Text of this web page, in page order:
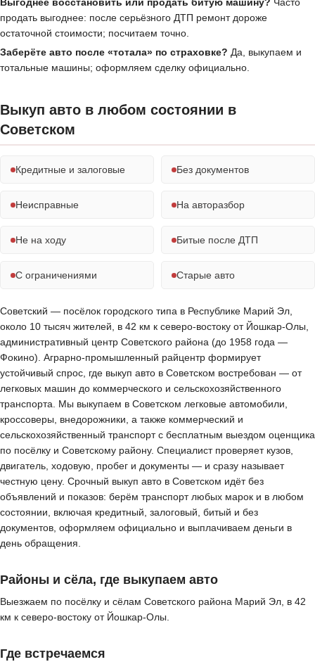
продать выгоднее: после серьёзного ДТП ремонт дороже
остаточной стоимости; посчитаем точно.
Заберёте авто после «тотала» по страховке? Да, выкупаем и
тотальные машины; оформляем сделку официально.
Выкуп авто в любом состоянии в
Советском
Кредитные и залоговые Без документов
Неисправные На авторазбор
Не на ходу Битые после ДТП
С ограничениями Старые авто
Советский — посёлок городского типа в Республике Марий Эл,
около 10 тысяч жителей, в 42 км к северо-востоку от Йошкар-Олы,
административный центр Советского района (до 1958 года —
Фокино). Аграрно-промышленный райцентр формирует
устойчивый спрос, где выкуп авто в Советском востребован — от
легковых машин до коммерческого и сельскохозяйственного
транспорта. Мы выкупаем в Советском легковые автомобили,
кроссоверы, внедорожники, а также коммерческий и
сельскохозяйственный транспорт с бесплатным выездом оценщика
по посёлку и Советскому району. Специалист проверяет кузов,
двигатель, ходовую, пробег и документы — и сразу называет
честную цену. Срочный выкуп авто в Советском идёт без
объявлений и показов: берём транспорт любых марок и в любом
состоянии, включая кредитный, залоговый, битый и без
документов, оформляем официально и выплачиваем деньги в
день обращения.
Районы и сёла, где выкупаем авто
Выезжаем по посёлку и сёлам Советского района Марий Эл, в 42
км к северо-востоку от Йошкар-Олы.
Где встречаемся